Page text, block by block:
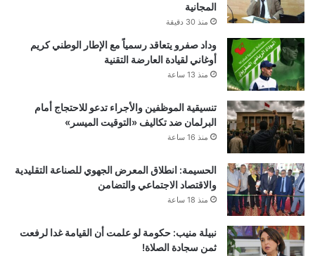
المجانية
منذ 30 دقيقة
وداد صفرو يتعاقد رسمياً مع الإطار الوطني كريم
أوغاني لقيادة العارضة التقنية
منذ 13 ساعة
تنسيقية الموظفين والأجراء تدعو للاحتجاج أمام
البرلمان ضد تكاليف «التوقيت الميسر»
منذ 16 ساعة
الحسيمة: انطلاق المعرض الجهوي للصناعة التقليدية
والاقتصاد الاجتماعي والتضامن
منذ 18 ساعة
نبيلة منيب: حكومة لو علمت أن القيامة غدا لرفعت
ثمن سجادة الصلاة!